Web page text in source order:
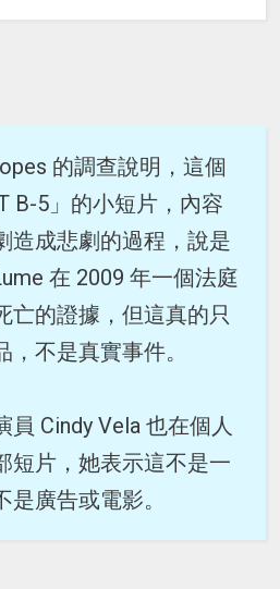
的調查說明，這個
B-5」的小短片，內容
造成悲劇的過程，說是
在 2009 年一個法庭
亡的證據，但這真的只
不是真實事件。
員 Cindy Vela 也在個人
短片，她表示這不是一
廣告或電影。